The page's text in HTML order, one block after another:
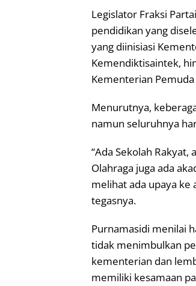
Legislator Fraksi
pendidikan yang
yang diinisiasi
Kemendiktisaintek,
Kementerian
Menurutnya,
namun seluruhnya
“Ada Sekolah
Olahraga juga ada
melihat ada upaya ke
tegasnya.
Purnamasidi menilai
tidak menimbulkan
kementerian dan
memiliki kesamaan